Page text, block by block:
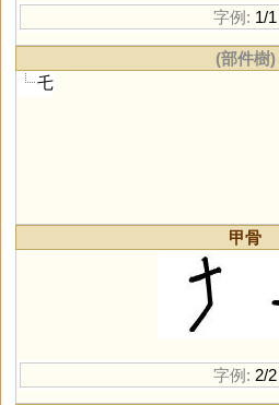
字例: 1/1
(部件樹)
乇
甲骨
字例: 2/2